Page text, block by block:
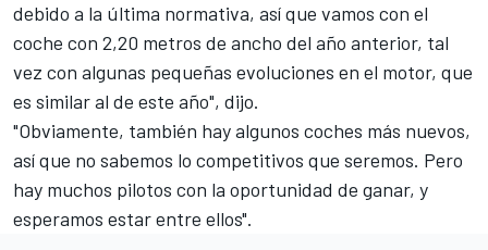
debido a la última normativa, así que vamos con el
coche con 2,20 metros de ancho del año anterior, tal
vez con algunas pequeñas evoluciones en el motor, que
es similar al de este año", dijo.
"Obviamente, también hay algunos coches más nuevos,
así que no sabemos lo competitivos que seremos. Pero
hay muchos pilotos con la oportunidad de ganar, y
esperamos estar entre ellos".